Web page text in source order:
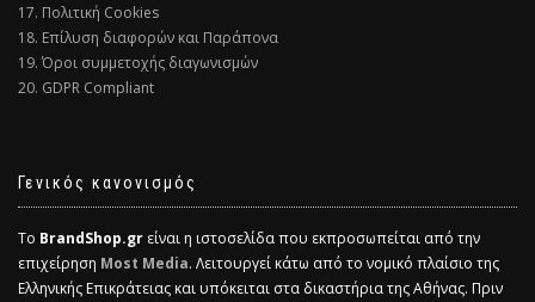
17. Πολιτική Cookies
18. Επίλυση διαφορών και Παράπονα
19. Όροι συμμετοχής διαγωνισμών
20. GDPR Compliant
Γενικός κανονισμός
Το BrandShop.gr είναι η ιστοσελίδα που εκπροσωπείται από την
επιχείρηση Most Media. Λειτουργεί κάτω από το νομικό πλαίσιο της
Ελληνικής Επικράτειας και υπόκειται στα δικαστήρια της Αθήνας. Πριν